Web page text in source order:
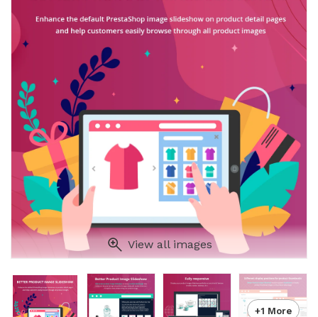
View all images
+1 More